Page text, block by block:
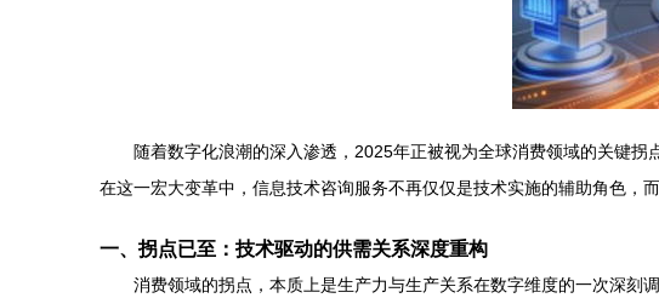
随着数字化浪潮的深入渗透，2025年正被视为全球消费领域的关键
在这一宏大变革中，信息技术咨询服务不再仅仅是技术实施的辅助角色，
一、拐点已至：技术驱动的供需关系深度重构
消费领域的拐点，本质上是生产力与生产关系在数字维度的一次深刻